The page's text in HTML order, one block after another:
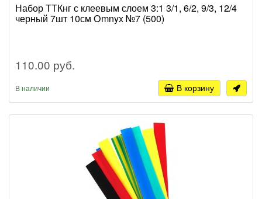
Набор ТТКнг с клеевым слоем 3:1 3/1, 6/2, 9/3, 12/4
черный 7шт 10см Omnyx №7 (500)
110.00 руб.
В наличии В корзину